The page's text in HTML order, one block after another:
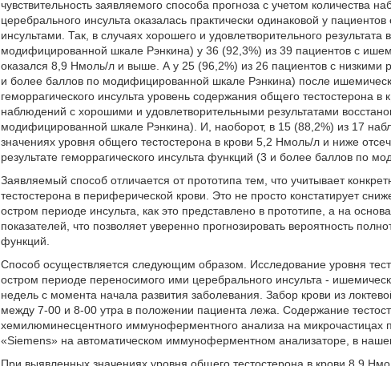
чувствительность заявляемого способа прогноза с учетом количества
церебрального инсульта оказалась практически одинаковой у
инсультами. Так, в случаях хорошего и удовлетворительного
модифицированной шкале Рэнкина) у 36 (92,3%) из 39 пациентов с
оказался 8,9 Нмоль/л и выше. А у 25 (96,2%) из 26 пациентов с низкими
и более баллов по модифицированной шкале Рэнкина) после
геморрагического инсульта уровень содержания общего
наблюдений с хорошими и удовлетворительными результатами
модифицированной шкале Рэнкина). И, наоборот, в 15 (88,2%) из 17
значениях уровня общего тестостерона в крови 5,2 Нмоль/л и ниже
результате геморрагического инсульта функций (3 и более баллов по
Заявляемый способ отличается от прототипа тем, что учитывает
тестостерона в периферической крови. Это не просто констатирует
остром периоде инсульта, как это представлено в прототипе, а на
показателей, что позволяет уверенно прогнозировать вероятность
функций.
Способ осуществляется следующим образом. Исследование уровня
остром периоде переносимого ими церебрального инсульта -
недель с момента начала развития заболевания. Забор крови из
между 7-00 и 8-00 утра в положении пациента лежа. Содержание
хемилюминесцентного иммуноферментного анализа на микрочастицах
«Siemens» на автоматическом иммуноферментном анализаторе, в